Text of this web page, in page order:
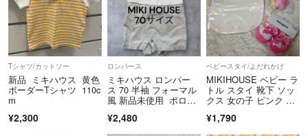
Tシャツ/カットソー
新品 ミキハウス 黄色
ボーダーTシャツ 110c
m
¥2,300
ロンパース
ミキハウス ロンパー
ス 70 半袖 フォーマル
風 新品未使用 ポロシ
¥2,480
ベビースタイ/よだれかけ
MIKIHOUSE ベビー ラ
トル スタイ 靴下 ソッ
クス 女の子 ピンク ミ
ー用品
¥1,790